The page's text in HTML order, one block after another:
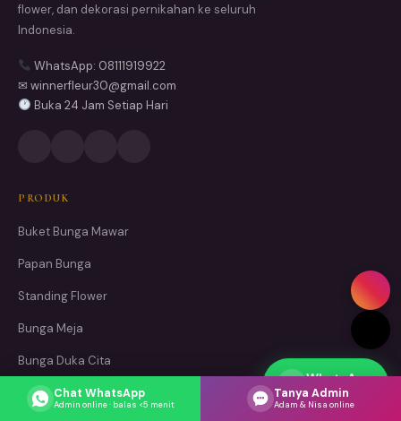
flower, dan dekorasi pernikahan ke seluruh
Indonesia.
WhatsApp: 08111919922
✉ winnerfleur30@gmail.com
Buka 24 Jam Setiap Hari
PRODUK
Buket Bunga Mawar
Papan Bunga
Standing Flower
Bunga Meja
Bunga Duka Cita
Parcel Buah
WhatsApp
Respons cepat
Chat WhatsApp
Admin online · balas <5 menit
Tanya Admin
Adam & Nisa online